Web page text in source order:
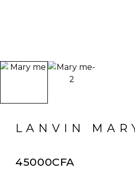
LANVIN
45000CFA